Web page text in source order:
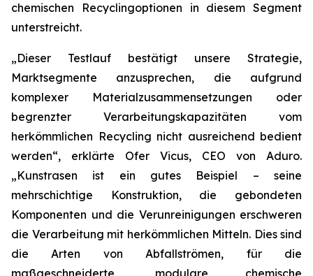
chemischen Recyclingoptionen in diesem Segment
unterstreicht.
„Dieser Testlauf bestätigt unsere Strategie,
Marktsegmente anzusprechen, die aufgrund
komplexer Materialzusammensetzungen oder
begrenzter Verarbeitungskapazitäten vom
herkömmlichen Recycling nicht ausreichend bedient
werden“, erklärte Ofer Vicus, CEO von Aduro.
„Kunstrasen ist ein gutes Beispiel – seine
mehrschichtige Konstruktion, die gebondeten
Komponenten und die Verunreinigungen erschweren
die Verarbeitung mit herkömmlichen Mitteln. Dies sind
die Arten von Abfallströmen, für die
maßgeschneiderte, modulare chemische